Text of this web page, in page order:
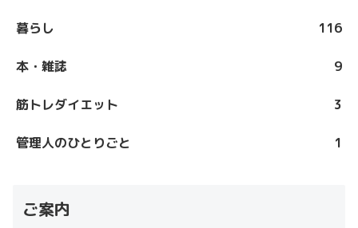
暮らし 116
本・雑誌 9
筋トレダイエット 3
管理人のひとりごと 1
ご案内